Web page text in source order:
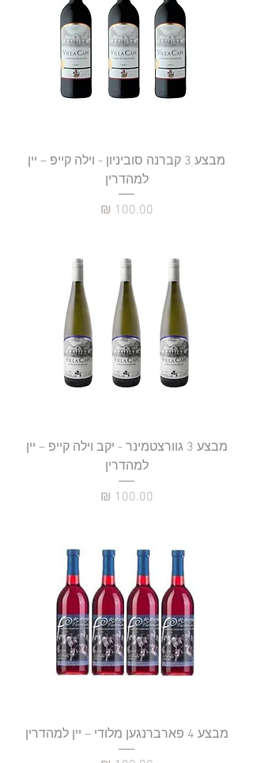
מבצע 3 קברנה סוביניון - וילה קייפ – יין
למהדרין
מחיר
מבצע 3 גוורצטמינר - יקב וילה קייפ – יין
למהדרין
מחיר
מבצע 4 פארברנגען מלודי – יין למהדרין